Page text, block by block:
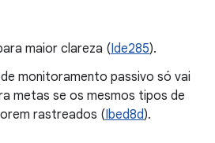
maior clareza (Ide285).
monitoramento passivo só vai
metas se os mesmos tipos de
rastreados (Ibed8d).